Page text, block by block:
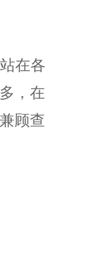
在各
，在
顾查